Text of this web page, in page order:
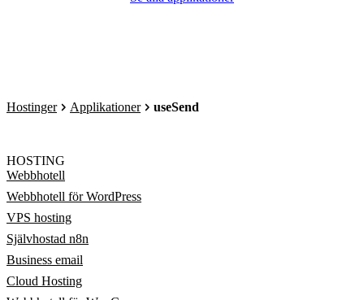
Hostinger Applikationer useSend
HOSTING
Webbhotell
Webbhotell för WordPress
VPS hosting
Självhostad n8n
Business email
Cloud Hosting